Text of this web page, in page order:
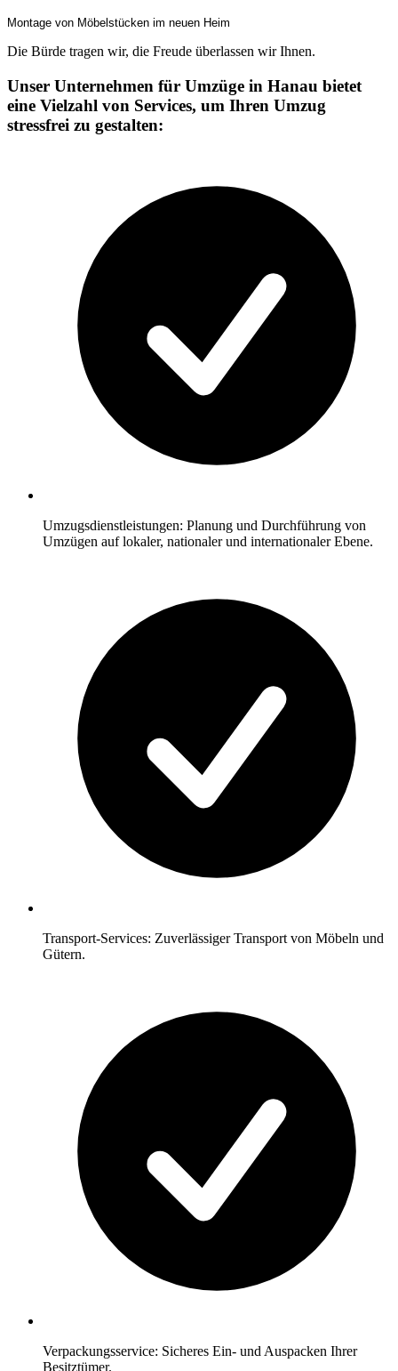
Montage von Möbelstücken im neuen Heim
Die Bürde tragen wir, die Freude überlassen wir Ihnen.
Unser Unternehmen für Umzüge in Hanau bietet
eine Vielzahl von Services, um Ihren Umzug
stressfrei zu gestalten:
Umzugsdienstleistungen: Planung und Durchführung von
Umzügen auf lokaler, nationaler und internationaler Ebene.
Transport-Services: Zuverlässiger Transport von Möbeln und
Gütern.
Verpackungsservice: Sicheres Ein- und Auspacken Ihrer
Besitztümer.